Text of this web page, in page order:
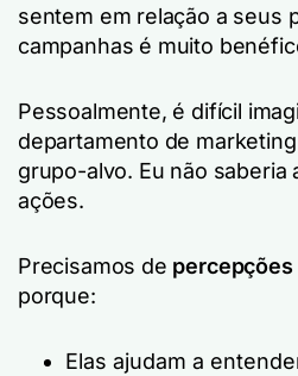
sentem em relação a seus
campanhas é muito
Pessoalmente, é difícil
departamento de
grupo-alvo. Eu não saberia
ações.
Precisamos de
porque:
Elas ajudam a